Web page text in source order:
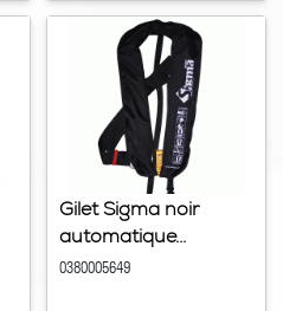
Gilet Sigma noir
automatique...
0380005649